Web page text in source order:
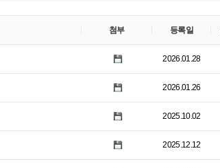
첨부 등록일
2026.01.28
2026.01.26
2025.10.02
2025.12.12